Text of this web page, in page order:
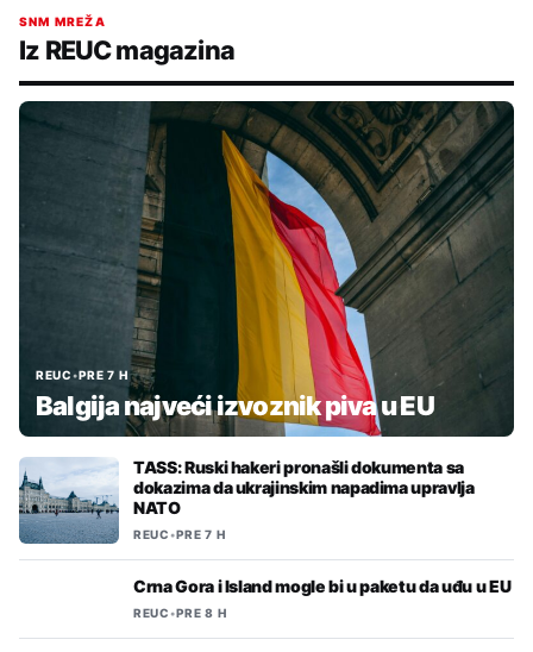
SNM MREŽA
Iz REUC magazina
REUC•PRE 7 H
Balgija najveći izvoznik piva u EU
TASS: Ruski hakeri pronašli dokumenta sa
dokazima da ukrajinskim napadima upravlja
NATO
REUC•PRE 7 H
Crna Gora i Island mogle bi u paketu da uđu u EU
REUC•PRE 8 H